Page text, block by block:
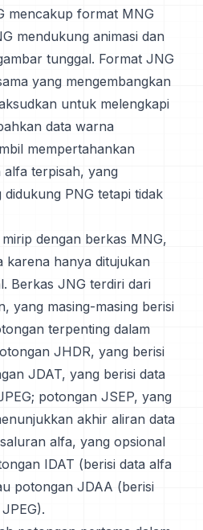
mencakup format MNG
mendukung animasi dan
tunggal. Format JNG
yang mengembangkan
untuk melengkapi
data warna
mempertahankan
terpisah, yang
PNG tetapi tidak
dengan berkas MNG,
karena hanya ditujukan
Berkas JNG terdiri dari
yang masing-masing berisi
terpenting dalam
JHDR, yang berisi
JDAT, yang berisi data
potongan JSEP, yang
akhir aliran data
alfa, yang opsional
IDAT (berisi data alfa
potongan JDAA (berisi